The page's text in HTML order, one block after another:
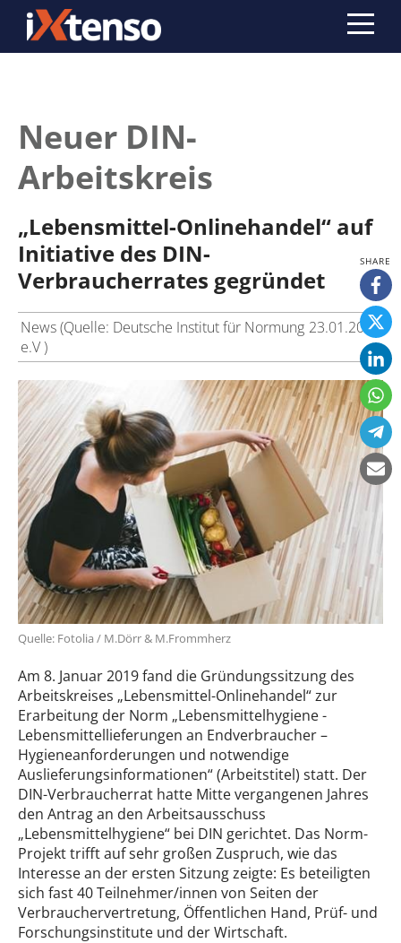
Neuer DIN-
Arbeitskreis
„Lebensmittel-Onlinehandel“ auf
Initiative des DIN-
Verbraucherrates gegründet
News (Quelle: Deutsche Institut für Normung
e.V )
23.01.2019
Quelle: Fotolia / M.Dörr & M.Frommherz
Am 8. Januar 2019 fand die Gründungssitzung des
Arbeitskreises „Lebensmittel-Onlinehandel“ zur
Erarbeitung der Norm „Lebensmittelhygiene -
Lebensmittellieferungen an Endverbraucher –
Hygieneanforderungen und notwendige
Auslieferungsinformationen“ (Arbeitstitel) statt. Der
DIN-Verbraucherrat hatte Mitte vergangenen Jahres
den Antrag an den Arbeitsausschuss
„Lebensmittelhygiene“ bei DIN gerichtet. Das Norm-
Projekt trifft auf sehr großen Zuspruch, wie das
Interesse an der ersten Sitzung zeigte: Es beteiligten
sich fast 40 Teilnehmer/innen von Seiten der
Verbrauchervertretung, Öffentlichen Hand, Prüf- und
Forschungsinstitute und der Wirtschaft.